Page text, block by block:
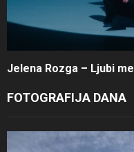
Jelena Rozga – Ljubi me
FOTOGRAFIJA DANA